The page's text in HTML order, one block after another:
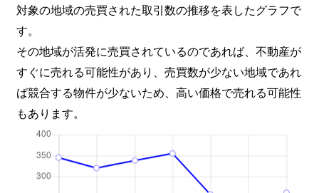
対象の地域の売買された取引数の推移を表したグラフで
す。
その地域が活発に売買されているのであれば、不動産が
すぐに売れる可能性があり、売買数が少ない地域であれ
ば競合する物件が少ないため、高い価格で売れる可能性
もあります。